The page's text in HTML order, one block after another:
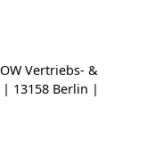
Vertriebs- &
13158 Berlin |